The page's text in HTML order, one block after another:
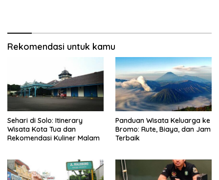
Rekomendasi untuk kamu
Sehari di Solo: Itinerary
Wisata Kota Tua dan
Rekomendasi Kuliner Malam
Panduan Wisata Keluarga ke
Bromo: Rute, Biaya, dan Jam
Terbaik